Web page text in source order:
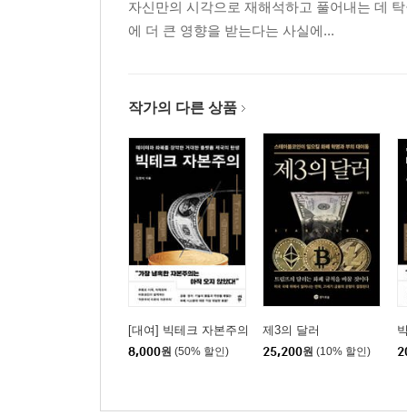
자신만의 시각으로 재해석하고 풀어내는 데
에 더 큰 영향을 받는다는 사실에...
작가의 다른 상품
[대여] 빅테크 자본주의
8,000원 (50% 할인)
제3의 달러
25,200원 (10% 할인)